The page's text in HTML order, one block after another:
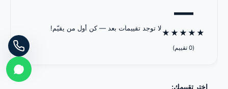
—
★
★
★
★
★
(0 تقييم)
لا توجد تقييمات بعد — كن أول من يقيّم!
اختر تقييمك: